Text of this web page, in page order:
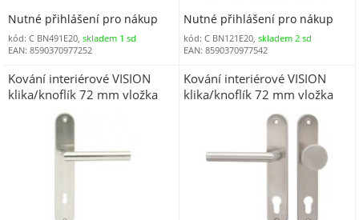
Nutné přihlášení pro nákup
kód: C BN491E20, skladem 1 sd
EAN: 8590370977252
Nutné přihlášení pro nákup
kód: C BN121E20,skladem 2 sd
EAN: 8590370977542
Kování interiérové VISION
klika/knoflík 72 mm vložka
pravá RE nerez IN
Kování interiérové VISION
klika/knoflík 72 mm vložka